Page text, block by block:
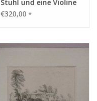
Stuhl und eine Violine
€320,00 *